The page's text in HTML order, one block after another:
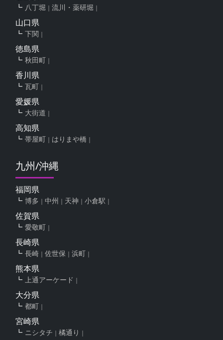
八丁堀 流川・薬研堀
山口県
下関
徳島県
秋田町
香川県
瓦町
愛媛県
大街道
高知県
帯屋町 はりまや橋
九州/沖縄
福岡県
博多 中州 天神 小倉駅
佐賀県
愛敬町
長崎県
長崎 佐世保 浜町
熊本県
上通アーケード
大分県
都町
宮崎県
ニシタチ 橘通り